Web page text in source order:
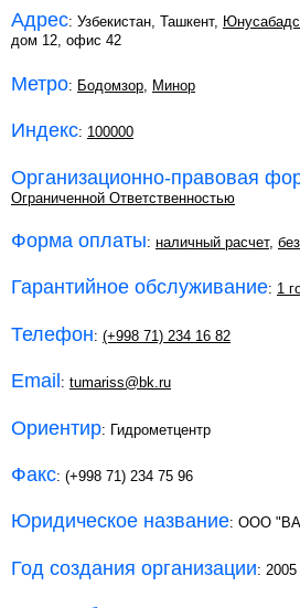
Адрес: Узбекистан, Ташкент,
дом 12, офис 42
Метро: Бодомзор Минор
Индекс: 100000
Организационно-правовая
Ограниченной Ответственностью
Форма оплаты: наличный расчет,
Гарантийное обслуживание: 1
Телефон: (+998 71) 234 16 82
Email : tumariss@bk.ru
Ориентир: Гидрометцентр
Факс: (+998 71) 234 75 96
Юридическое название: OOO
Год создания организации: 2005